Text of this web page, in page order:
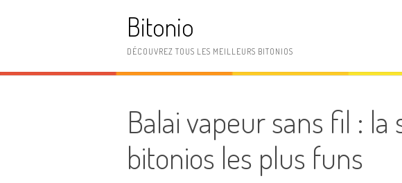
Bitonio
DÉCOUVREZ TOUS LES MEILLEURS BITONIOS
Balai vapeur sans fil : la
bitonios les plus funs